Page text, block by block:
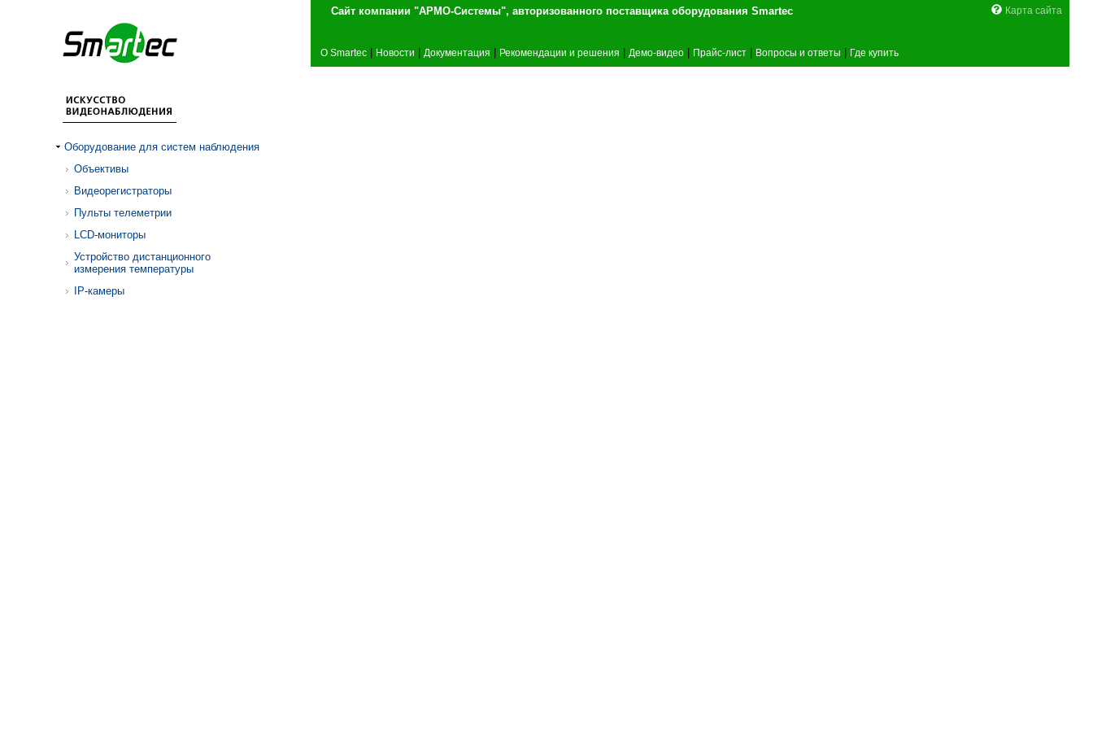
Сайт компании "АРМО-Системы", авторизованного поставщика оборудования Smartec Карта сайта
О Smartec Новости Документация Рекомендации и решения Демо-видео Прайс-лист Вопросы и ответы Где купить
Оборудование для систем наблюдения
Объективы
Видеорегистраторы
Пульты телеметрии
LCD-мониторы
Устройство дистанционного
измерения температуры
IP-камеры